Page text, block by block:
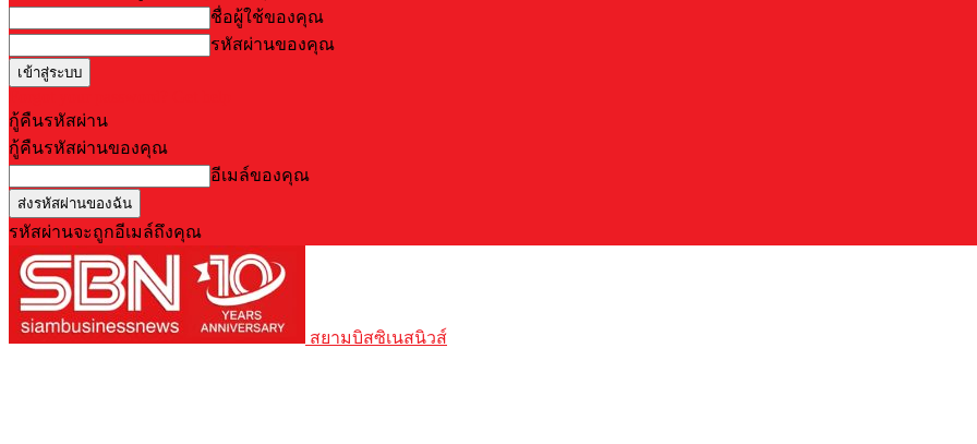
ชื่อผู้ใช้ของคุณ
รหัสผ่านของคุณ
กู้คืนรหัสผ่าน
กู้คืนรหัสผ่านของคุณ
อีเมล์ของคุณ
รหัสผ่านจะถูกอีเมล์ถึงคุณ
สยามบิสซิเนสนิวส์